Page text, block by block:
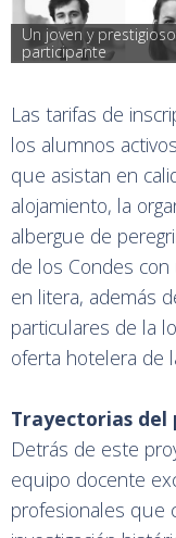
Un joven y
participante
Las tarifas de
los alumnos
que asistan en
alojamiento, la
albergue de
de los Condes
en litera, además
particulares de la
oferta hotelera de
Trayectorias
Detrás de este
equipo docente
profesionales que